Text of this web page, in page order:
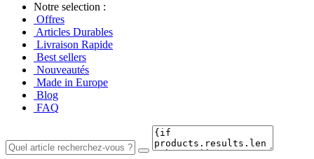
Notre selection :
Offres
Articles Durables
Livraison Rapide
Best sellers
Nouveautés
Made in Europe
Blog
FAQ